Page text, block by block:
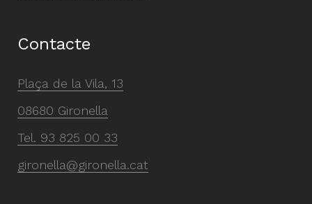
Contacte
Plaça de la Vila, 13
08680 Gironella
Tel. 93 825 00 33
gironella@gironella.cat